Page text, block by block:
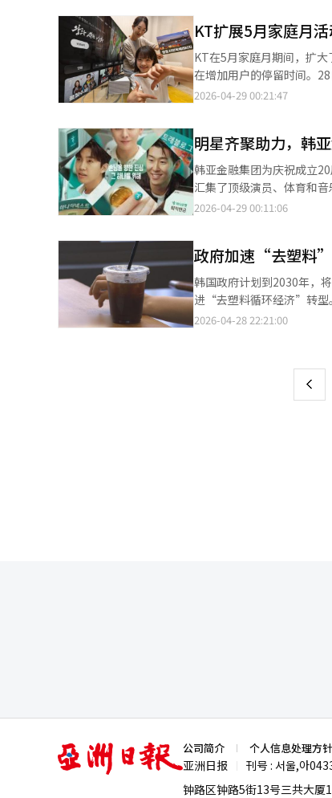
作用”是韩国旅游大转型的
论了地方机场旅游枢纽化
客等地方旅游接待能力改
的实际困难和问题，收集
于地方，成功的钥匙掌握
KT扩展5月家庭月
KT在5月家庭月期间，扩
在增加用户的停留时间。
和电视剧观看的参与活动
手机应用观看内容后，经
对家庭观众的策划得到加
务‘Kids Land’将在儿童
2000多集热门角色内容，
尔市中心举办动画放映和
的用户提供折扣，以降低
费用折扣。KT媒体事业本
化服务，以满足客户的观
2026-04-29 00:21:47
明星齐聚助力，韩
韩亚金融集团为庆祝成立
汇集了顶级演员、体育和
融在其官方YouTube频道
动员孙兴慜，主持人姜虎
的明星阵容和电影式的叙
内容的再加工，自然引发
广告的策略。去年，姜虎
性。一位金融界人士表示
2026-04-29 00:11:06
政府加速“去塑料”
韩国政府计划到2030年，
进“去塑料循环经济”转型
料供应不稳定，此次措施
扩大再生原料的使用。对
府计划调查化妆品容器、
在监管范围内。外卖容器
改善依赖进口资源、大量
和循环利用的核心任务，
2026-04-28 22:21:00
上
亚
洲
日
公司简介 个人信息处理方针
亚洲日报 刊号 : 서울,아
钟路区钟路5街13号三共大厦